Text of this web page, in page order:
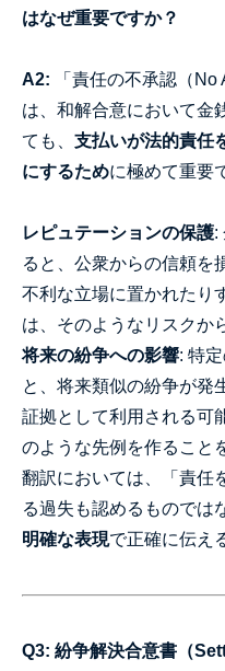
はなぜ重要ですか？
A2: 「責任の不承認（
は、和解合意において金
ても、 支払いが法的責任
にするために極めて重要
レピュテーションの保護:
ると、公衆からの信頼を
不利な立場に置かれたり
は、そのようなリスクか
将来の紛争への影響: 特
と、将来類似の紛争が発
証拠として利用される可
のような先例を作ること
翻訳においては、「責任
る過失も認めるものでは
明確な表現で正確に伝え
Q3: 紛争解決合意書（